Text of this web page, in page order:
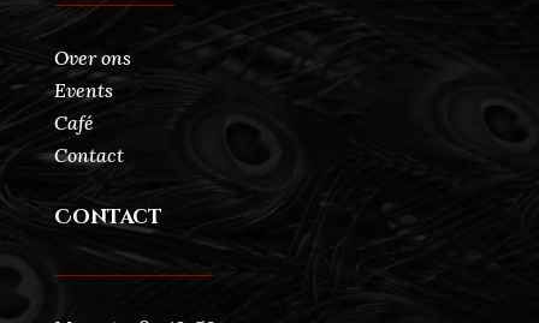
Over ons
Events
Café
Contact
Contact